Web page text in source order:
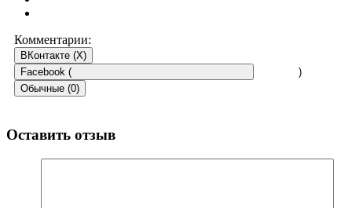
Комментарии:
ВКонтакте (X)
Facebook (
)
Обычные (0)
Оставить отзыв